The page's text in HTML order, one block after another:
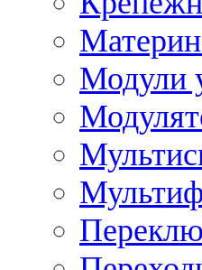
Модули